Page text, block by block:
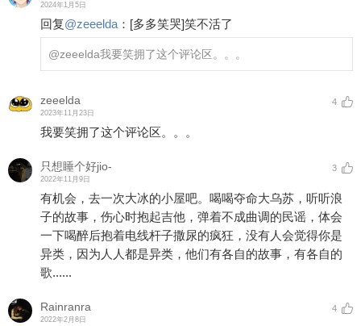
2024年1月5日
回复@zeeelda ： [多多笑哭]笑不活了
@zeeelda我要笑拥了这个评论区。。。
zeeelda
2023年11月23日
4
我要笑拥了这个评论区。。。
只想睡个好jio-
2022年11月9日
3
有机会，去一次大冰的小屋吧。喝喝夺命大乌苏，听听浪
子的故事，伤心时抱起吉他，弹着不成曲调的民谣，体会
一下喝醉后抱着电线杆子撒尿的疯狂，没有人会觉得你是
异类，因为人人都是异类，他们有各自的故事，有各自的
歌......
Rainranra
2022年2月8日
4